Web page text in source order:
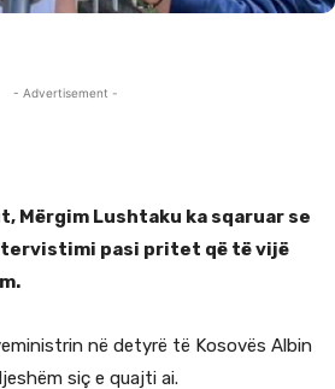
- Advertisement -
Mërgim Lushtaku ka sqaruar se
pasi pritet që të vijë
në detyrë të Kosovës Albin
siç e quajti ai.